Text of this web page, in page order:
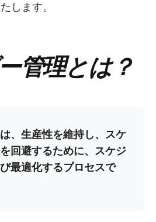
します。
管理とは？
、生産性を維持し、スケ
回避するために、スケジ
最適化するプロセスで